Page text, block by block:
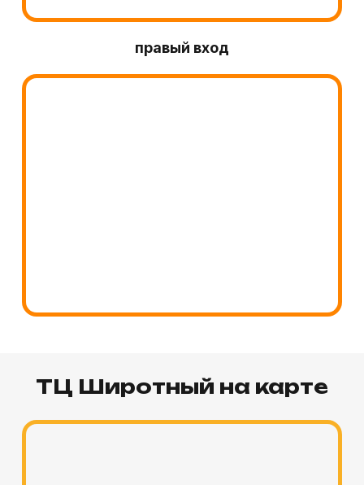
правый вход
ТЦ Широтный на карте